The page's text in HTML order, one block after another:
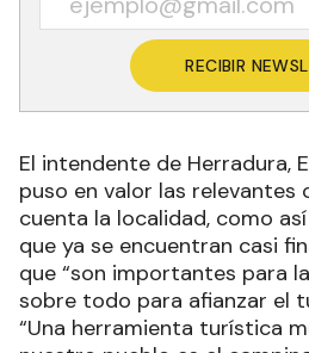
RECIBIR
El intendente de Herradura,
puso en valor las relevantes
cuenta la localidad, como
que ya se encuentran casi
que “son importantes para
sobre todo para afianzar el
“Una herramienta turística